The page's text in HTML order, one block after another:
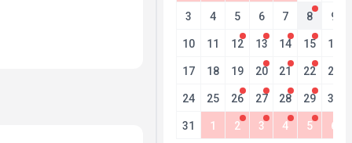
interpretativa con un
3 4 5 6 7 8 9
10 11 12 13 14 15 16
17 18 19 20 21 22 23
24 25 26 27 28 29 30
31 1 2 3 4 5 6